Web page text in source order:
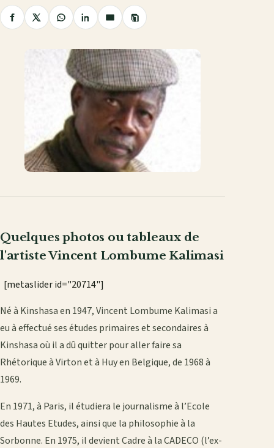
Partager
Facebook
Partager
X
Partager
WhatsApp
Partager
LinkedIn
Partager
e-
mail
Copier
le
Quelques photos ou tableaux de
l'artiste Vincent Lombume Kalimasi
[metaslider id="20714"]
Né à Kinshasa en 1947, Vincent Lombume Kalimasi a
eu à effectué ses études primaires et secondaires à
Kinshasa où il a dû quitter pour aller faire sa
Rhétorique à Virton et à Huy en Belgique, de 1968 à
1969.
En 1971, à Paris, il étudiera le journalisme à l’Ecole
des Hautes Etudes, ainsi que la philosophie à la
Sorbonne. En 1975, il devient Cadre à la CADECO (l’ex-